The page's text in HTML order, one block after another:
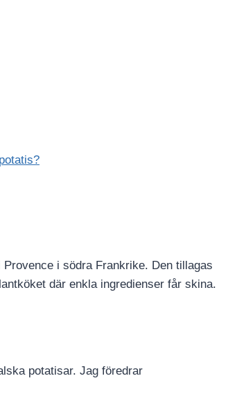
i södra Frankrike. Den tillagas
där enkla ingredienser får skina.
potatisar. Jag föredrar